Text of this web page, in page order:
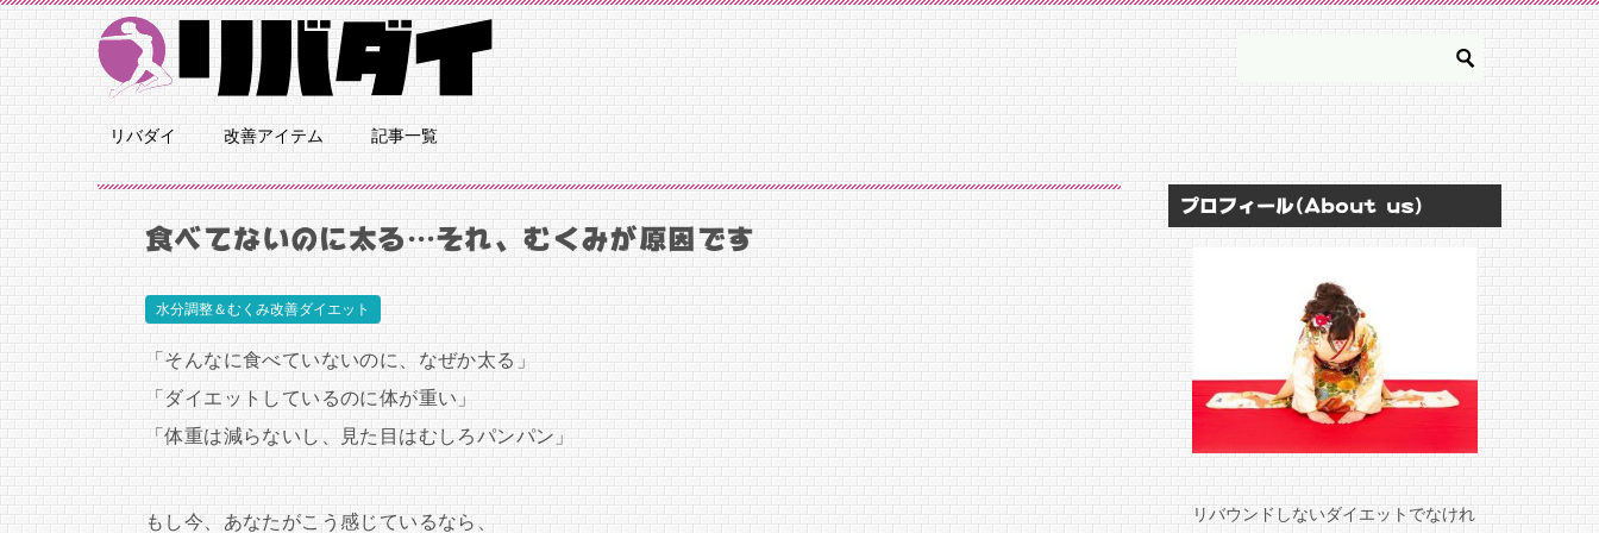
リバダイ 改善アイテム 記事一覧
食べてないのに太る…それ、むくみが原因です
水分調整＆むくみ改善ダイエット
「そんなに食べていないのに、なぜか太る」
「ダイエットしているのに体が重い」
「体重は減らないし、見た目はむしろパンパン」
もし今、あなたがこう感じているなら、
プロフィール(About us)
リバウンドしないダイエットでなけれ